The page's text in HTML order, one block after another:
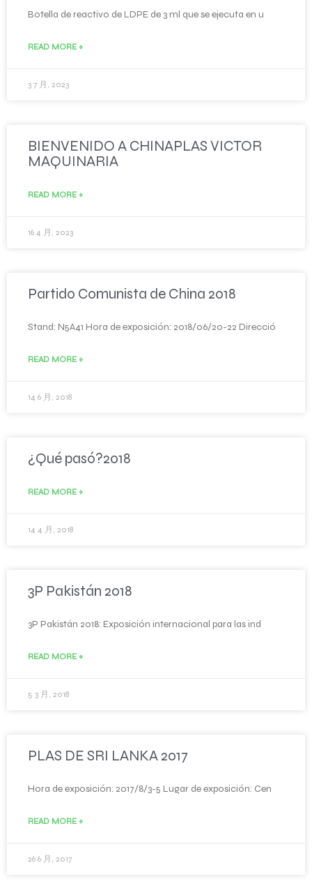
Botella de reactivo de LDPE de 3 ml que se ejecuta en u
READ MORE »
3 7 月, 2023
BIENVENIDO A CHINAPLAS VICTOR
MAQUINARIA
READ MORE »
16 4 月, 2023
Partido Comunista de China 2018
Stand: N5A41 Hora de exposición: 2018/06/20-22 Direcció
READ MORE »
14 6 月, 2018
¿Qué pasó?2018
READ MORE »
14 4 月, 2018
3P Pakistán 2018
3P Pakistán 2018: Exposición internacional para las ind
READ MORE »
5 3 月, 2018
PLAS DE SRI LANKA 2017
Hora de exposición: 2017/8/3-5 Lugar de exposición: Cen
READ MORE »
26 6 月, 2017